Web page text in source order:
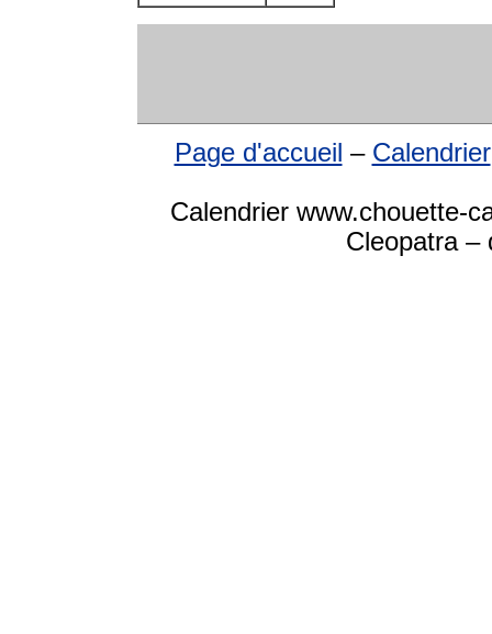
Page d'accueil – Calendrier
Calendrier www.chouette-
Cleopatra –